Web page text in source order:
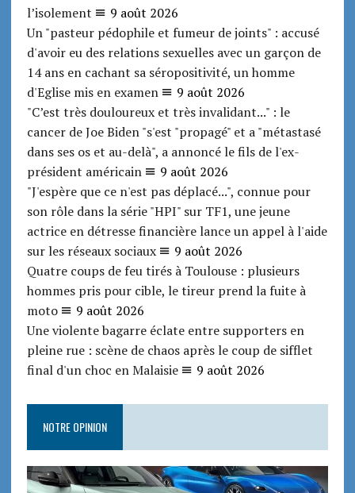
l’isolement
9 août 2026
Un "pasteur pédophile et fumeur de joints" : accusé
d'avoir eu des relations sexuelles avec un garçon de
14 ans en cachant sa séropositivité, un homme
d'Eglise mis en examen
9 août 2026
"C’est très douloureux et très invalidant..." : le
cancer de Joe Biden "s'est "propagé" et a "métastasé
dans ses os et au-delà", a annoncé le fils de l'ex-
président américain
9 août 2026
"J'espère que ce n'est pas déplacé...", connue pour
son rôle dans la série "HPI" sur TF1, une jeune
actrice en détresse financière lance un appel à l'aide
sur les réseaux sociaux
9 août 2026
Quatre coups de feu tirés à Toulouse : plusieurs
hommes pris pour cible, le tireur prend la fuite à
moto
9 août 2026
Une violente bagarre éclate entre supporters en
pleine rue : scène de chaos après le coup de sifflet
final d'un choc en Malaisie
9 août 2026
NOTRE OPINION